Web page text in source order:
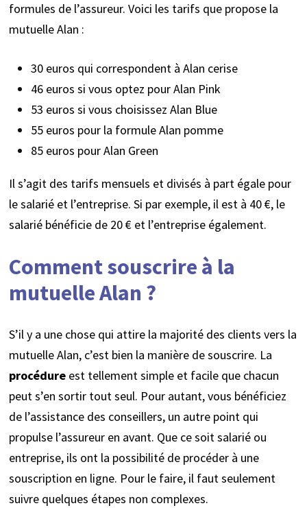
formules de l’assureur. Voici les tarifs que propose la
mutuelle Alan :
30 euros qui correspondent à Alan cerise
46 euros si vous optez pour Alan Pink
53 euros si vous choisissez Alan Blue
55 euros pour la formule Alan pomme
85 euros pour Alan Green
Il s’agit des tarifs mensuels et divisés à part égale pour
le salarié et l’entreprise. Si par exemple, il est à 40 €, le
salarié bénéficie de 20 € et l’entreprise également.
Comment souscrire à la
mutuelle Alan ?
S’il y a une chose qui attire la majorité des clients vers la
mutuelle Alan, c’est bien la manière de souscrire. La
procédureest tellement simple et facile que chacun
peut s’en sortir tout seul. Pour autant, vous bénéficiez
de l’assistance des conseillers, un autre point qui
propulse l’assureur en avant. Que ce soit salarié ou
entreprise, ils ont la possibilité de procéder à une
souscription en ligne. Pour le faire, il faut seulement
suivre quelques étapes non complexes.